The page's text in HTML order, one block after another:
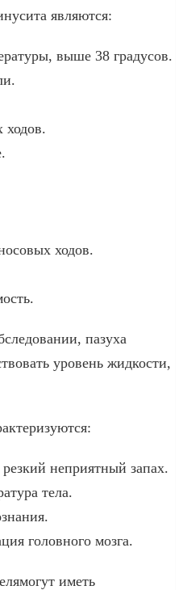
являются:
выше 38 градусов.
ходов.
ходов.
пазуха
уровень жидкости,
неприятный запах.
тела.
головного мозга.
иметь